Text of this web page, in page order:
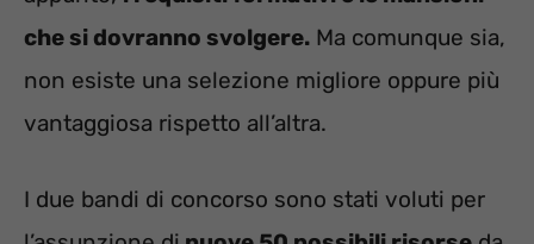
che si dovranno svolgere. Ma comunque sia,
non esiste una selezione migliore oppure più
vantaggiosa rispetto all’altra.
I due bandi di concorso sono stati voluti per